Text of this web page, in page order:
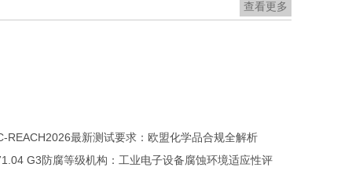
查看更多
REACH2026最新测试要求：欧盟化学品合规全解析
G3防腐等级机构：工业电子设备腐蚀环境适应性评